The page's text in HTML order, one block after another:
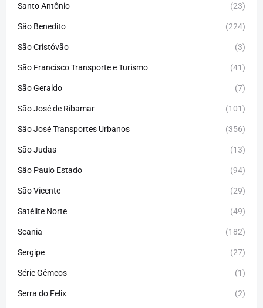
Santo Antônio (23)
São Benedito (224)
São Cristóvão (3)
São Francisco Transporte e Turismo (41)
São Geraldo (7)
São José de Ribamar (101)
São José Transportes Urbanos (356)
São Judas (13)
São Paulo Estado (94)
São Vicente (29)
Satélite Norte (49)
Scania (182)
Sergipe (27)
Série Gêmeos (1)
Serra do Felix (2)